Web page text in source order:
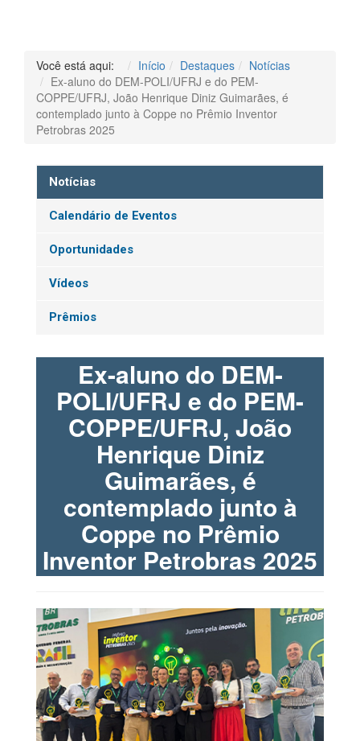
Você está aqui: Início Destaques
Notícias
Ex-aluno do DEM-POLI/UFRJ e do PEM-
COPPE/UFRJ, João Henrique Diniz Guimarães, é
contemplado junto à Coppe no Prêmio Inventor
Petrobras 2025
Notícias
Calendário de Eventos
Oportunidades
Vídeos
Prêmios
Ex-aluno do DEM-
POLI/UFRJ e do PEM-
COPPE/UFRJ, João
Henrique Diniz
Guimarães, é
contemplado junto à
Coppe no Prêmio
Inventor Petrobras 2025